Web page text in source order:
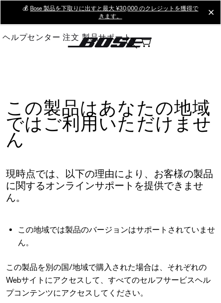
Main
💰 Bose 製品を下取りに出すと最大 ¥30,000 のクレジットを獲得で
きます。
ヘルプセンター 注文 製品サポート
この製品はあなたの地域
ではご利用いただけませ
ん
現時点では、以下の理由により、お客様の製品
に関するオンラインサポートを提供できませ
ん。
この地域では製品のバージョンはサポートされていませ
ん。
この製品を別の国/地域で購入された場合は、それぞれの
Webサイトにアクセスして、すべてのセルフサービスヘル
プコンテンツにアクセスしてください。